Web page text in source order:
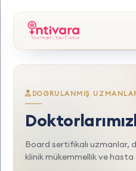
DOGRULANMIŞ
Board sertifikalı uzmanlar,
klinik mükemmellik ve hasta